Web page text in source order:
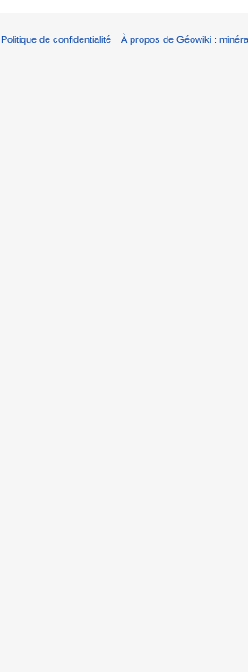
Politique de confidentialité À propos de Géowiki :